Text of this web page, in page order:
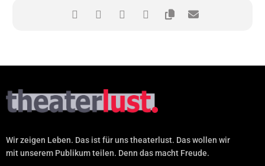
Wir zeigen Leben. Das ist für uns theaterlust. Das wollen wir
mit unserem Publikum teilen. Denn das macht Freude.